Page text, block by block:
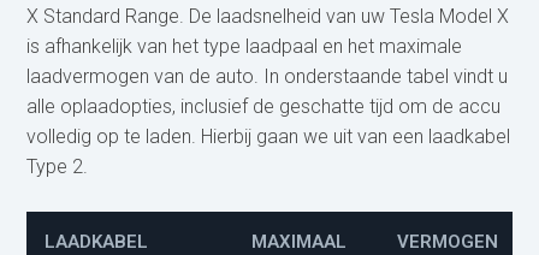
X Standard Range. De laadsnelheid van uw Tesla Model X
is afhankelijk van het type laadpaal en het maximale
laadvermogen van de auto. In onderstaande tabel vindt u
alle oplaadopties, inclusief de geschatte tijd om de accu
volledig op te laden. Hierbij gaan we uit van een laadkabel
Type 2.
LAADKABEL MAXIMAAL VERMOGEN